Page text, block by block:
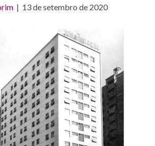
| 13 de setembro de 2020